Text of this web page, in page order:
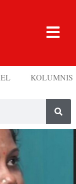
KOLUMNIS